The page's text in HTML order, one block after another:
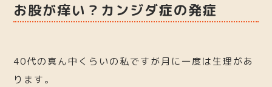
お股が痒い？カンジダ症の発症
40代の真ん中くらいの私ですが月に一度は生理があ
ります。